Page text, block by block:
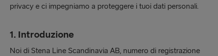
privacy e ci impegniamo a proteggere i tuoi dati personali.
1. Introduzione
Noi di Stena Line Scandinavia AB, numero di registrazione